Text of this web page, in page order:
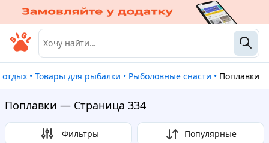
отдых • Товары для рыбалки • Рыболовные снасти • Поплавки
Поплавки — Страница 334
Фильтры Популярные